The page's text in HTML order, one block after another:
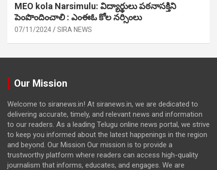
MEO kola Narsimulu: విద్యార్థులు పఠ‌నాసక్తిని
పెంపొందించాలి : ఎంఈఓ కోల నర్సింలు
07/11/2024 SIRA NEWS
Our Mission
Welcome to siranews.in! At siranews.in, we are dedicated to
delivering accurate, timely, and relevant news and information
to our readers. As a leading Telugu online news portal, we strive
to keep you informed about the latest happenings in the region
and beyond. Our Mission Our mission is to provide a
trustworthy platform where readers can access high-quality
journalism that informs, educates, and engages. We are